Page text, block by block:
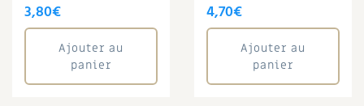
Actualités
Vidéos et podcasts
Conseils vidéo des4 saisons
3,80€
Ajouter au
panier
4,70€
Ajouter au
panier